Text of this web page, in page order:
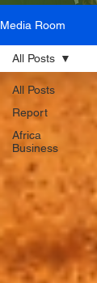
Media Room
All Posts
Report
Africa
Business
All Posts